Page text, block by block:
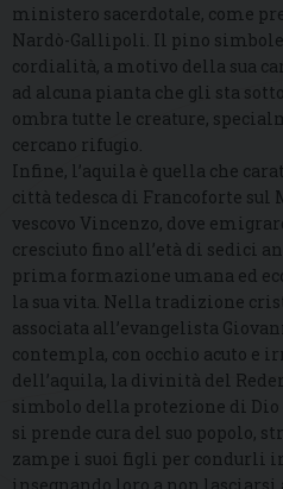
ministero sacerdotale, come
Nardò-Gallipoli. Il pino
cordialità, a motivo della sua
ad alcuna pianta che gli sta
ombra tutte le creature,
cercano rifugio.
Infine, l’aquila è quella che
città tedesca di Francoforte sul
vescovo Vincenzo, dove
cresciuto fino all’età di sedici
prima formazione umana ed
la sua vita. Nella tradizione
associata all’evangelista
contempla, con occhio acuto e
dell’aquila, la divinità del
simbolo della protezione di Dio
si prende cura del suo popolo,
zampe i suoi figli per condurli
insegnando loro a non lasciarsi